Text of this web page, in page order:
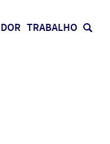
TRABALHO